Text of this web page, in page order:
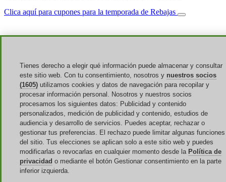
Clica aquí para cupones para la temporada de Rebajas
Tienes derecho a elegir qué información puede almacenar y consultar
este sitio web. Con tu consentimiento, nosotros y nuestros socios
(1605) utilizamos cookies y datos de navegación para recopilar y
procesar información personal. Nosotros y nuestros socios
procesamos los siguientes datos: Publicidad y contenido
personalizados, medición de publicidad y contenido, estudios de
audiencia y desarrollo de servicios. Puedes aceptar, rechazar o
gestionar tus preferencias. El rechazo puede limitar algunas funciones
del sitio. Tus elecciones se aplican solo a este sitio web y puedes
modificarlas o revocarlas en cualquier momento desde la Política de
privacidad o mediante el botón Gestionar consentimiento en la parte
inferior izquierda.